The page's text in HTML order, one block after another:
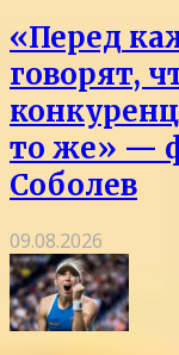
«Перед
говорят,
то же» —
Соболев
09.08.2026